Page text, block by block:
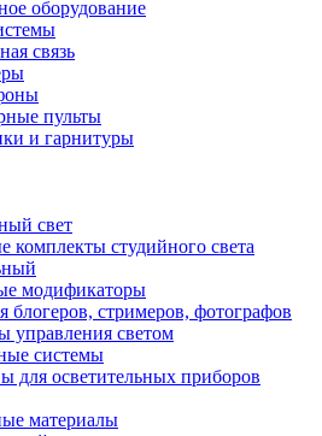
оборудование
связь
пульты
и гарнитуры
свет
комплекты студийного света
модификаторы
блогеров, стримеров, фотографов
управления светом
системы
для осветительных приборов
материалы